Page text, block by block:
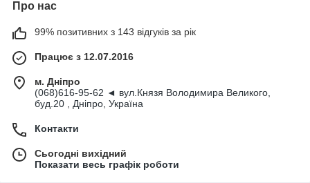
Про нас
99% позитивних з 143 відгуків за рік
Працює з 12.07.2016
м. Дніпро
(068)616-95-62 ◄ вул.Князя Володимира Великого,
буд.20 , Дніпро, Україна
Контакти
Сьогодні вихідний
Показати весь графік роботи